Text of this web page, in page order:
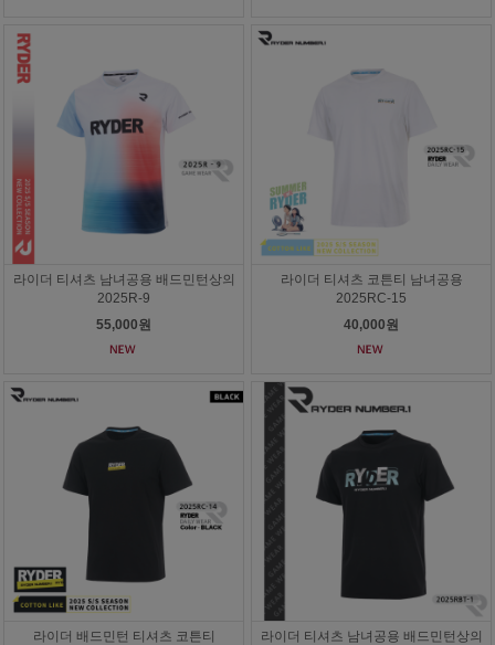
라이더 티셔츠 남녀공용 배드민턴상의
2025R-9
55,000원
라이더 티셔츠 코튼티 남녀공용
2025RC-15
40,000원
라이더 배드민턴 티셔츠 코튼티
라이더 티셔츠 남녀공용 배드민턴상의